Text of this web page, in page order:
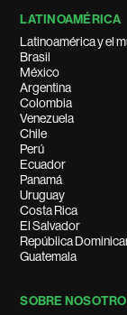
LATINOAMÉRICA
Latinoamérica y el
Brasil
México
Argentina
Colombia
Venezuela
Chile
Perú
Ecuador
Panamá
Uruguay
Costa Rica
El Salvador
República
Guatemala
SOBRE